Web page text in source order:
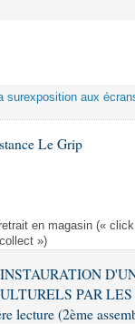
surexposition aux
Le Grip
en magasin («
»)
PAR LES
(2ème